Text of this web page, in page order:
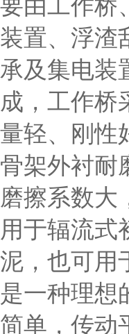
要由工作桥
装置、浮渣
承及集电装
成，工作桥
量轻、刚性
骨架外衬耐
磨擦系数大
用于辐流式
泥，也可用
是一种理想
简单，传动